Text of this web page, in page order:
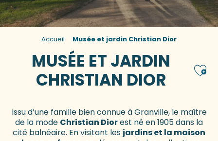
Accueil Musée et jardin Christian Dior
MUSÉE ET JARDIN
CHRISTIAN DIOR
Issu d’une famille bien connue à Granville, le maître
de la mode Christian Diorest né en 1905 dans la
cité balnéaire. En visitant les jardins et la maison